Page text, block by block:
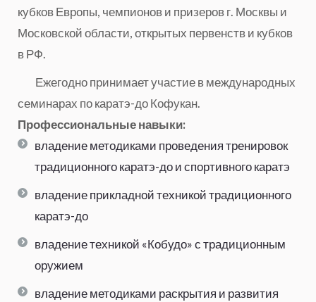
кубков Европы, чемпионов и призеров г. Москвы и
Московской области, открытых первенств и кубков
в РФ.
Ежегодно принимает участие в международных
семинарах по каратэ-до Кофукан.
Профессиональные навыки:
владение методиками проведения тренировок
традиционного каратэ-до и спортивного каратэ
владение прикладной техникой традиционного
каратэ-до
владение техникой «Кобудо» с традиционным
оружием
владение методиками раскрытия и развития